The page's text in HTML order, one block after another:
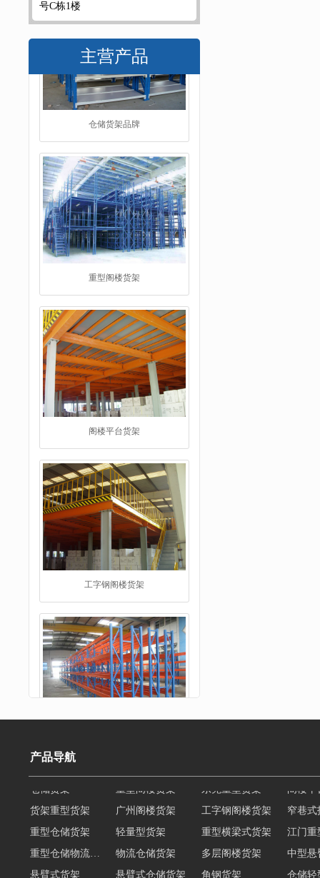
号C栋1楼
主营产品
重型阁楼货架
阁楼平台货架
工字钢阁楼货架
重型仓储货架
产品导航